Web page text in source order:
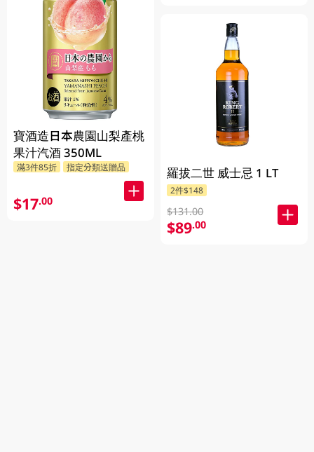
寶酒造日本農園山梨產桃
果汁汽酒 350ML
滿3件85折 指定分類送贈品
$17.00
羅拔二世 威士忌 1 LT
2件$148
$131.00
$89.00